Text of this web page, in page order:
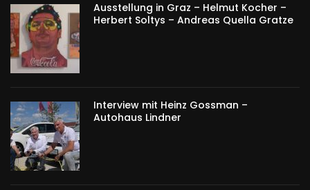
Ausstellung in Graz – Helmut Kocher –
Herbert Soltys – Andreas Quella Gratze
Interview mit Heinz Gossman –
Autohaus Lindner